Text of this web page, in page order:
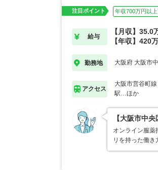
注目ポイント 年収700万円以
給与
【月収】35.0
【年収】420
勤務地 大阪府 大阪市
アクセス
大阪市営谷町
駅…ほか
【大阪市中
オンライン服
リを持った働き